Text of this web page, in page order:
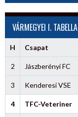
VÁRMEGYEI I. TABELLA
H Csapat
2 Jászberényi FC
3 Kenderesi VSE
4 TFC-Veteriner